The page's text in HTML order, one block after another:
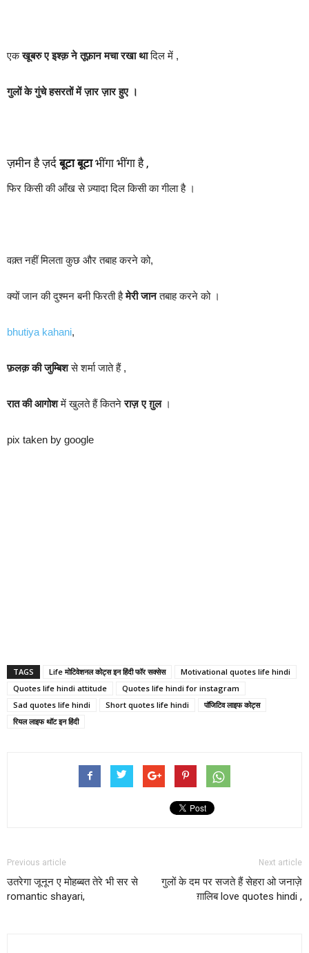
एकखूबरु ए इश्क़ ने तूफ़ान मचा रखा थादिल में ,
गुलों के गुंचे हसरतों में ज़ार ज़ार हुए ।
ज़मीन है ज़र्दबूटा बूटाभींगा भींगा है ,
फिर किसी की आँख से ज़्यादा दिल किसी का गीला है ।
वक़्त नहीं मिलता कुछ और तबाह करने को,
क्यों जान की दुश्मन बनी फिरती हैमेरी जानतबाह करने को ।
bhutiya kahani,
फ़लक़ की जुम्बिशसे शर्मा जाते हैं ,
रात की आगोशमें खुलते हैं कितनेराज़ ए ग़ुल।
pix taken by google
TAGS Life मोटिवेशनल कोट्स इन हिंदी फॉर सक्सेस
Motivational quotes life hindi
Quotes life hindi attitude
Quotes life hindi for instagram
Sad quotes life hindi
Short quotes life hindi
पॉजिटिव लाइफ कोट्स
रियल लाइफ थॉट इन हिंदी
Previous article
उतरेगा जूनून ए मोहब्बत तेरे भी सर से
romantic shayari,
Next article
गुलों के दम पर सजते हैं सेहरा ओ जनाज़े
ग़ालिब love quotes hindi ,